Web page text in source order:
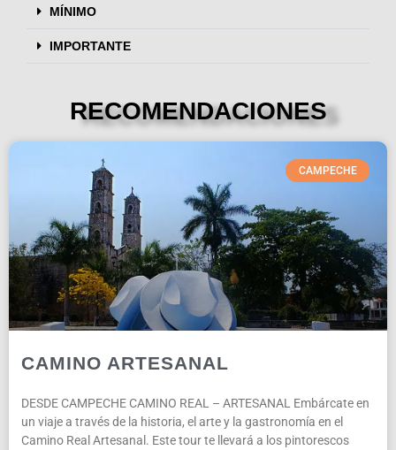
MÍNIMO
IMPORTANTE
RECOMENDACIONES
CAMPECHE
CAMINO ARTESANAL
DESDE CAMPECHE CAMINO REAL – ARTESANAL Embárcate en
un viaje a través de la historia, el arte y la gastronomía en el
Camino Real Artesanal. Este tour te llevará a los pintorescos